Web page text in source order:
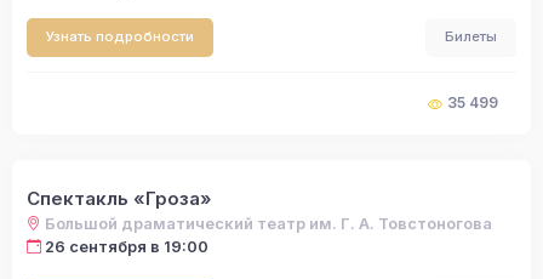
Узнать подробности Билеты
35 499
Спектакль «Гроза»
Большой драматический театр им. Г. А. Товстоногова
26 сентября в 19:00